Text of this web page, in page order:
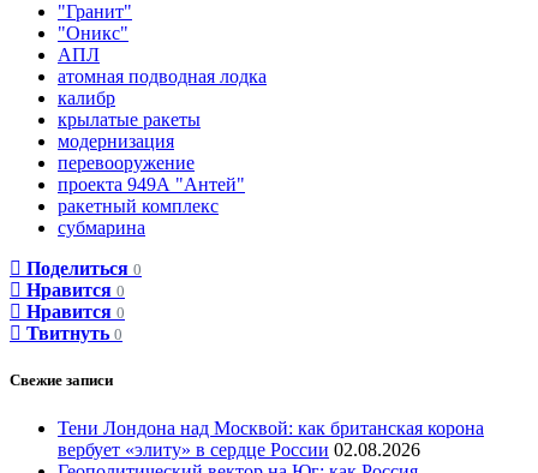
"Гранит"
"Оникс"
АПЛ
атомная подводная лодка
калибр
крылатые ракеты
модернизация
перевооружение
проекта 949А "Антей"
ракетный комплекс
субмарина
Поделиться 0
Нравится 0
Нравится 0
Твитнуть 0
Свежие записи
Тени Лондона над Москвой: как британская корона
вербует «элиту» в сердце России 02.08.2026